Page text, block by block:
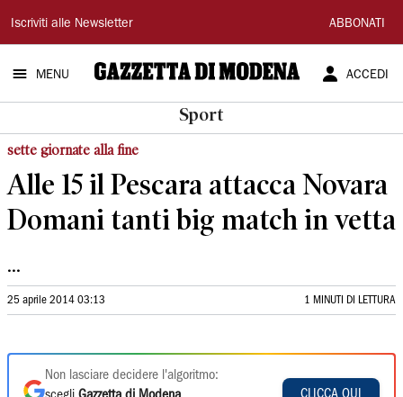
Gazzetta
di
Modena
Iscriviti alle Newsletter ABBONATI
MENU ACCEDI
Sport
sette giornate alla fine
Alle 15 il Pescara attacca Novara
Domani tanti big match in vetta
...
25 aprile 2014 03:13 1 MINUTI DI LETTURA
Non lasciare decidere l'algoritmo:
CLICCA QUI